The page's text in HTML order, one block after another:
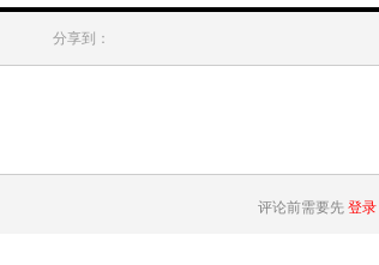
分享到：
评论前需要先 登录